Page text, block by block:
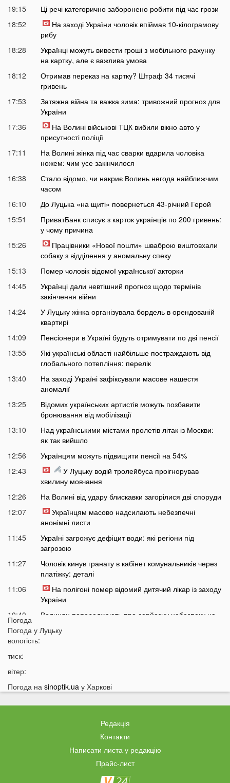
19:15
Ці речі категорично заборонено робити під час грози
18:52
На заході України чоловік впіймав 10-кілограмову
рибу
18:28
Українці можуть вивести гроші з мобільного рахунку
на картку, але є важлива умова
18:12
Отримав переказ на картку? Штраф 34 тисячі
гривень
17:53
Затяжна війна та важка зима: тривожний прогноз для
України
17:36
На Волині військові ТЦК вибили вікно авто у
присутності поліції
17:11
На Волині жінка під час сварки вдарила чоловіка
ножем: чим усе закінчилося
16:38
Стало відомо, чи накриє Волинь негода найближчим
часом
16:10
До Луцька «на щиті» повернеться 43-річний Герой
15:51
ПриватБанк списує з карток українців по 200 гривень:
у чому причина
15:26
Працівники «Нової пошти» шваброю виштовхали
собаку з відділення у аномальну спеку
15:13
Помер чоловік відомої української акторки
14:45
Українці дали невтішний прогноз щодо термінів
закінчення війни
14:24
У Луцьку жінка організувала бордель в орендованій
квартирі
14:09
Пенсіонери в Україні будуть отримувати по дві пенсії
13:55
Які українські області найбільше постраждають від
глобального потепління: перелік
13:40
На заході Україні зафіксували масове нашестя
аномалії
13:25
Відомих українських артистів можуть позбавити
бронювання від мобілізації
13:10
Над українськими містами пролетів літак із Москви:
як так вийшло
12:56
Українцям можуть підвищити пенсії на 54%
12:43
У Луцьку водій тролейбуса проігнорував
хвилину мовчання
12:26
На Волині від удару блискавки загорілися дві споруди
12:07
Українцям масово надсилають небезпечні
анонімні листи
11:45
Україні загрожує дефіцит води: які регіони під
загрозою
11:27
Чоловік кинув гранату в кабінет комунальників через
платіжку: деталі
11:06
На полігоні помер відомий дитячий лікар із заходу
України
10:40
Волинян попереджають про серйозну небезпеку на
10:15
На Луцьк насувається гроза
Біля Луцька негода наробила біди: волиняни
публікують наслідки у мережі
Астрологи назвали знаки Зодіаку, для яких серпень
Погода
Погода у Луцьку
вологість:
тиск:
вітер:
Погода на sinoptik.ua у Харкові
Редакція
Контакти
Написати листа у редакцію
Прайс-лист